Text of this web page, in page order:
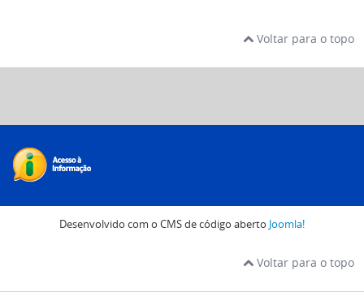
Voltar para o topo
Desenvolvido com o CMS de código aberto Joomla!
Voltar para o topo